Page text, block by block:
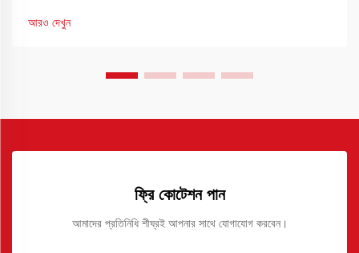
আরও দেখুন
ফ্রি কোটেশন পান
আমাদের প্রতিনিধি শীঘ্রই আপনার সাথে যোগাযোগ করবেন।